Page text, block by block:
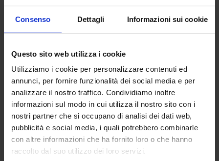
Consenso Dettagli Informazioni sui cookie
Questo sito web utilizza i cookie
Utilizziamo i cookie per personalizzare contenuti ed
annunci, per fornire funzionalità dei social media e per
analizzare il nostro traffico. Condividiamo inoltre
informazioni sul modo in cui utilizza il nostro sito con i
nostri partner che si occupano di analisi dei dati web,
pubblicità e social media, i quali potrebbero combinarle
con altre informazioni che ha fornito loro o che hanno
raccolto dal suo utilizzo dei loro servizi.
Reever
Completo Letto In Raso 300 fili Charme
149,90 € Da 127,00 €
Colori disponibili